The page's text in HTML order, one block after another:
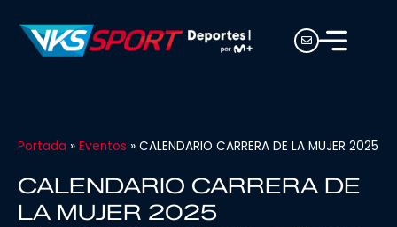
Portada » Eventos » CALENDARIO CARRERA DE LA MUJER 2025
CALENDARIO CARRERA DE
LA MUJER 2025